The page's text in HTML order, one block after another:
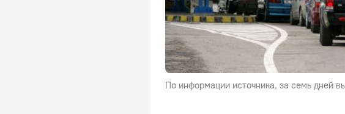
По информации источника, за семь дней